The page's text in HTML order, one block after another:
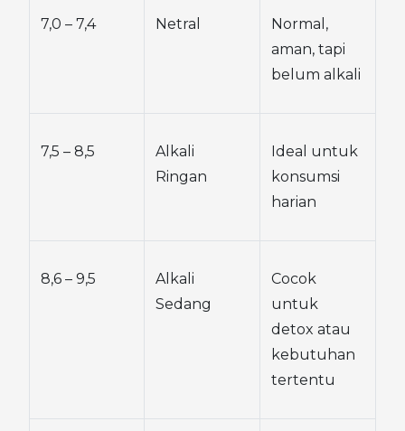
7,0 – 7,4 Netral
Normal,
aman, tapi
belum alkali
7,5 – 8,5
Alkali
Ringan
Ideal untuk
konsumsi
harian
8,6 – 9,5
Alkali
Sedang
Cocok
untuk
detox atau
kebutuhan
tertentu